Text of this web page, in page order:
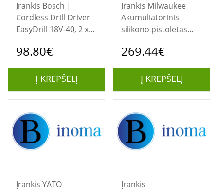
Įrankis Bosch |
Cordless Drill Driver
EasyDrill 18V-40, 2 x
98.80€
Į KREPŠELĮ
Įrankis Milwaukee
Akumuliatorinis
silikono pistoletas
(18V) be
kroviklio alium.
vamzdis | Milwaukee
269.44€
Į KREPŠELĮ
Įrankis YATO
Įrankis